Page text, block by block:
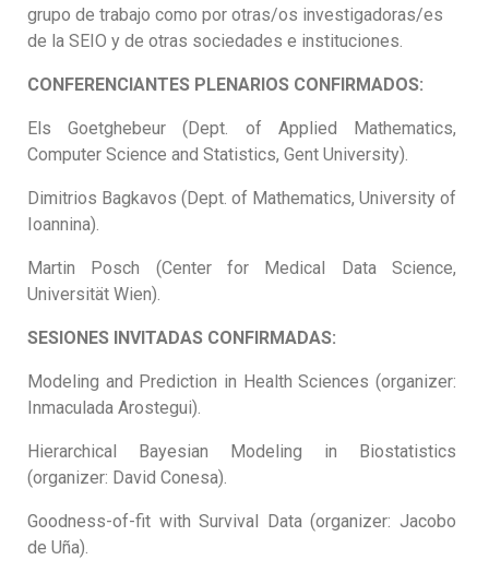
grupo de trabajo como por otras/os investigadoras/es
de la SEIO y de otras sociedades e instituciones.
CONFERENCIANTES PLENARIOS CONFIRMADOS:
Els Goetghebeur (Dept. of Applied Mathematics,
Computer Science and Statistics, Gent University).
Dimitrios Bagkavos (Dept. of Mathematics, University of
Ioannina).
Martin Posch (Center for Medical Data Science,
Universität Wien).
SESIONES INVITADAS CONFIRMADAS:
Modeling and Prediction in Health Sciences (organizer:
Inmaculada Arostegui).
Hierarchical Bayesian Modeling in Biostatistics
(organizer: David Conesa).
Goodness-of-fit with Survival Data (organizer: Jacobo
de Uña).